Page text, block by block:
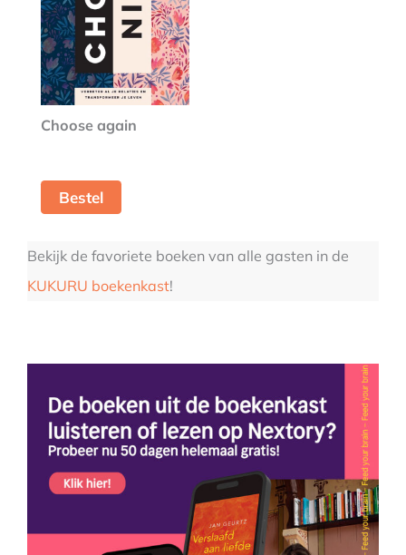
Choose again
Bestel
Bekijk de favoriete boeken van alle gasten in de
KUKURU boekenkast!